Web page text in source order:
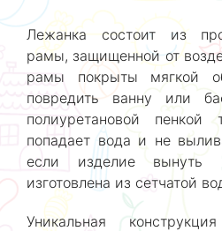
Лежанка состоит из
рамы, защищенной от
рамы покрыты мягкой
повредить ванну или
полиуретановой
попадает вода и не
если изделие вынуть
изготовлена из сетчатой
Уникальная